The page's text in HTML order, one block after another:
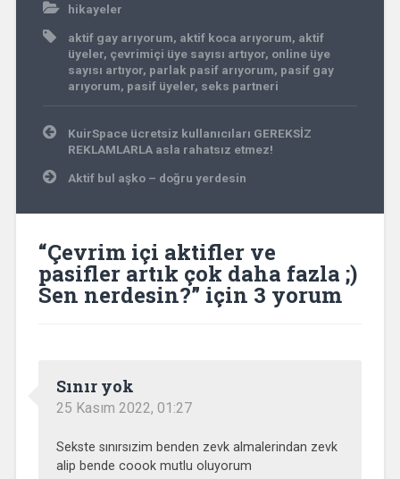
hikayeler
aktif gay arıyorum, aktif koca arıyorum, aktif
üyeler, çevrimiçi üye sayısı artıyor, online üye
sayısı artıyor, parlak pasif arıyorum, pasif gay
arıyorum, pasif üyeler, seks partneri
Yazı
gezinmesi
KuirSpace ücretsiz kullanıcıları GEREKSİZ
REKLAMLARLA asla rahatsız etmez!
Aktif bul aşko – doğru yerdesin
“Çevrim içi aktifler ve
pasifler artık çok daha fazla ;)
Sen nerdesin?” için 3 yorum
Sınır yok
25 Kasım 2022, 01:27
Sekste sınırsızim benden zevk almalerindan zevk
alip bende coook mutlu oluyorum